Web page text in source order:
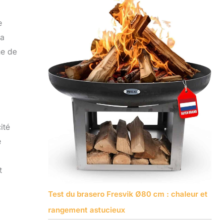
de
Test du brasero Fresvik Ø80 cm : chaleur et
rangement astucieux